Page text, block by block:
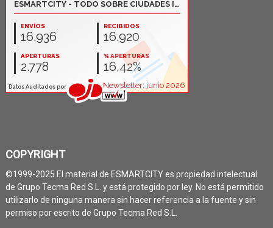
COPYRIGHT
©1999-2025 El material de ESMARTCITY es propiedad intelectual
de Grupo Tecma Red S.L. y está protegido por ley. No está permitido
utilizarlo de ninguna manera sin hacer referencia a la fuente y sin
permiso por escrito de Grupo Tecma Red S.L.